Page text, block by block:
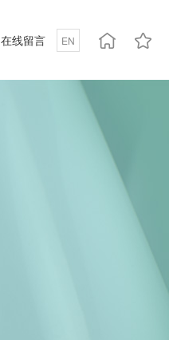
在线留言 EN